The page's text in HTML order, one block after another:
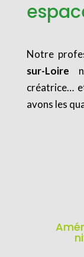
Notre
sur-Loire
créatrice…
avons les